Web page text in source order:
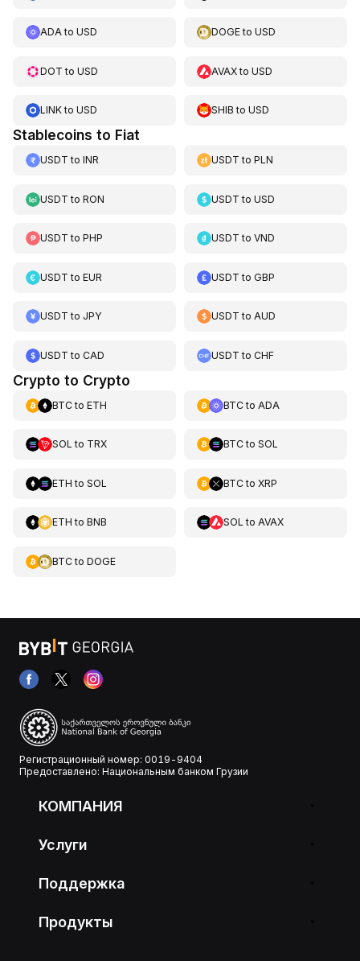
ADAto USD DOGEtoUSD
DOT to USD AVAXtoUSD
LINKto USD SHIB toUSD
Stablecoins to Fiat
USDT to INR USDT toPLN
USDT to RON USDT toUSD
USDT to PHP USDT toVND
USDT to EUR USDT toGBP
USDT to JPY USDT toAUD
USDT to CAD USDT toCHF
Crypto to Crypto
BTCto ETH BTCto ADA
SOL to TRX BTCto SOL
ETH to SOL BTCto XRP
ETH to BNB SOL to AVAX
BTCto DOGE
Регистрационный номер: 0019-9404
Предоставлено: Национальным банком Грузии
КОМПАНИЯ
Услуги
Поддержка
Продукты